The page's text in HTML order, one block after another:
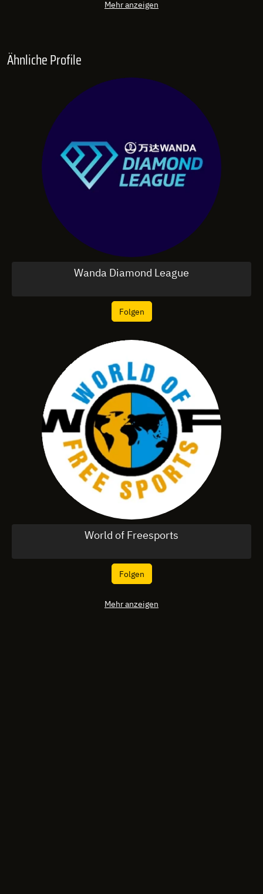
Mehr anzeigen
Ähnliche Profile
Wanda Diamond League
Folgen
World of Freesports
Folgen
Mehr anzeigen